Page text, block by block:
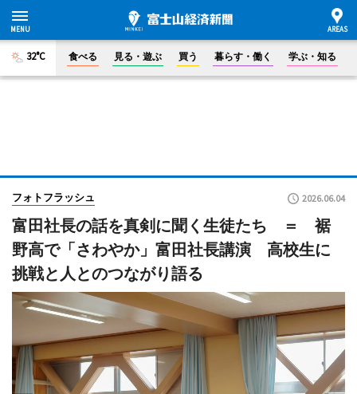
32°C 食べる 見る・遊ぶ 買う 暮らす・働く 学ぶ・知る
フォトフラッシュ 2026.06.04
富田社長の話を真剣に聞く生徒たち ＝ 裾
野高で「さわやか」富田社長講演 高校生に
挑戦と人とのつながり語る